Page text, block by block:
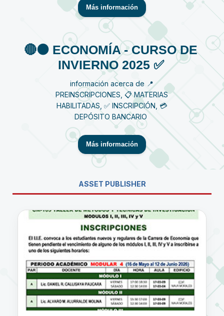
Más información
🔴⚫️ ECONOMÍA - CURSO DE
INVIERNO 2025 ✅
información acerca de 📍
PREINSCRIPCIONES, 📋 MATERIAS
HABILITADAS, ✅ INSCRIPCIÓN, 💳
DEPÓSITO BANCARIO
Más información
ASSET PUBLISHER